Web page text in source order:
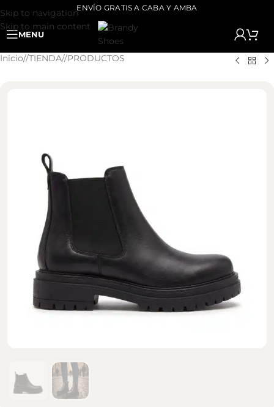
Skip to navigation
Skip to main content
ENVÍO GRATIS A CABA Y AMBA
MENU
Inicio/ TIENDA/ PRODUCTOS